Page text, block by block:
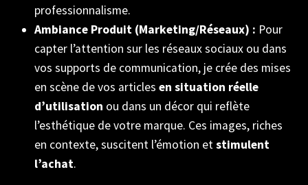
professionnalisme.
Ambiance Produit (Marketing/Réseaux) : Pour
capter l’attention sur les réseaux sociaux ou dans
vos supports de communication, je crée des mises
en scène de vos articles en situation réelle
d’utilisation ou dans un décor qui reflète
l’esthétique de votre marque. Ces images, riches
en contexte, suscitent l’émotion etstimulent
l’achat.